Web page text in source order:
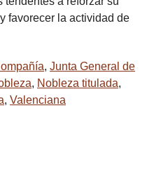
favorecer la actividad de
, Junta General de
, Nobleza titulada,
, Valenciana